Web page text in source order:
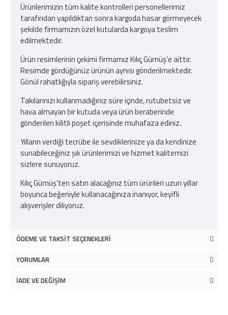
Ürünlerimizin tüm kalite kontrolleri personellerimiz
tarafından yapıldıktan sonra kargoda hasar görmeyecek
şekilde firmamızın özel kutularda kargoya teslim
edilmektedir.
Ürün resimlerinin çekimi firmamız Kılıç Gümüş'e aittir.
Resimde gördüğünüz ürünün aynısı gönderilmektedir.
Gönül rahatlığıyla sipariş verebilirsiniz.
Takılarınızı kullanmadığınız süre içinde, rutubetsiz ve
hava almayan bir kutuda veya ürün beraberinde
gönderilen kilitli poşet içerisinde muhafaza ediniz.
Yılların verdiği tecrübe ile sevdiklerinize ya da kendinize
sunabileceğiniz şık ürünlerimizi ve hizmet kalitemizi
sizlere sunuyoruz.
Kılıç Gümüş'ten satın alacağınız tüm ürünleri uzun yıllar
boyunca beğeniyle kullanacağınıza inanıyor, keyifli
alışverişler diliyoruz.
ÖDEME VE TAKSIT SEÇENEKLERI
YORUMLAR
İADE VE DEĞIŞIM